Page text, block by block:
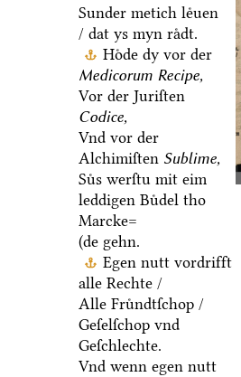
Sunder metich leͤuen
/ dat ys myn raͤdt.
Hoͤde dy vor der
Medicorum Recipe,
Vor der Juriſten
Codice,
Vnd vor der
Alchimiſten Sublime,
Suͤs werſtu mit eim
leddigen Buͤdel tho
Marcke=
(de gehn.
Egen nutt vordrifft
alle Rechte /
Alle Fruͤndtſchop /
Geſelſchop vnd
Geſchlechte.
Vnd wenn egen nutt